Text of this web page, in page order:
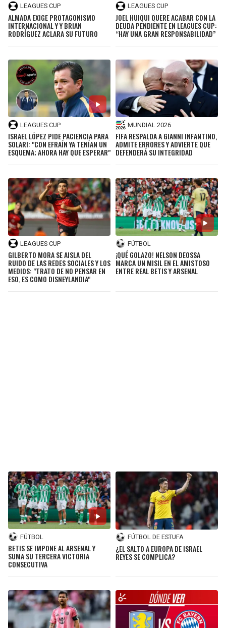
LEAGUES CUP
ALMADA EXIGE PROTAGONISMO
INTERNACIONAL Y Y BRIAN
RODRÍGUEZ ACLARA SU FUTURO
LEAGUES CUP
JOEL HUIQUI QUERE ACABAR CON LA
DEUDA PENDIENTE EN LEAGUES CUP:
“HAY UNA GRAN RESPONSABILIDAD”
LEAGUES CUP
ISRAEL LÓPEZ PIDE PACIENCIA PARA
SOLARI: "CON EFRAÍN YA TENÍAN UN
ESQUEMA; AHORA HAY QUE ESPERAR"
MUNDIAL 2026
FIFA RESPALDA A GIANNI INFANTINO,
ADMITE ERRORES Y ADVIERTE QUE
DEFENDERÁ SU INTEGRIDAD
LEAGUES CUP
GILBERTO MORA SE AISLA DEL
RUIDO DE LAS REDES SOCIALES Y LOS
MEDIOS: "TRATO DE NO PENSAR EN
ESO, ES COMO DISNEYLANDIA"
FÚTBOL
¡QUÉ GOLAZO! NELSON DEOSSA
MARCA UN MISIL EN EL AMISTOSO
ENTRE REAL BETIS Y ARSENAL
FÚTBOL
BETIS SE IMPONE AL ARSENAL Y
SUMA SU TERCERA VICTORIA
CONSECUTIVA
FÚTBOL DE ESTUFA
¿EL SALTO A EUROPA DE ISRAEL
REYES SE COMPLICA?